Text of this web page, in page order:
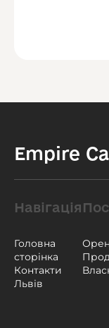
Empire
Навігація
Головна
сторінка
Контакти
Львів